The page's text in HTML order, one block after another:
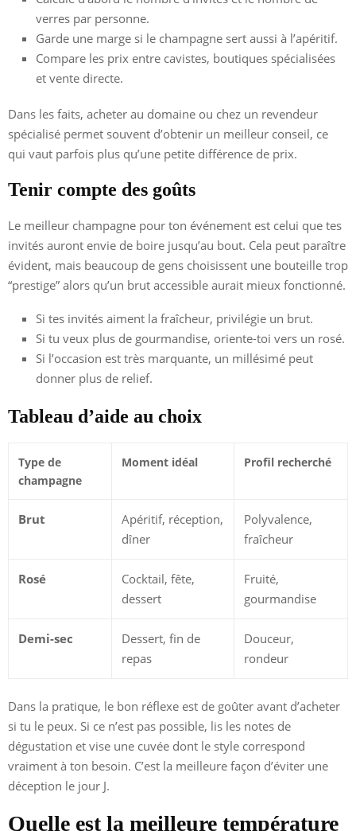
verres par personne.
Garde une marge si le champagne sert aussi à l’apéritif.
Compare les prix entre cavistes, boutiques spécialisées
et vente directe.
Dans les faits, acheter au domaine ou chez un revendeur
spécialisé permet souvent d’obtenir un meilleur conseil, ce
qui vaut parfois plus qu’une petite différence de prix.
Tenir compte des goûts
Le meilleur champagne pour ton événement est celui que tes
invités auront envie de boire jusqu’au bout. Cela peut paraître
évident, mais beaucoup de gens choisissent une bouteille trop
“prestige” alors qu’un brut accessible aurait mieux fonctionné.
Si tes invités aiment la fraîcheur, privilégie un brut.
Si tu veux plus de gourmandise, oriente-toi vers un rosé.
Si l’occasion est très marquante, un millésimé peut
donner plus de relief.
Tableau d’aide au choix
Type de
champagne
Moment idéal Profil recherché
Brut
Apéritif, réception,
dîner
Polyvalence,
fraîcheur
Rosé
Cocktail, fête,
dessert
Fruité,
gourmandise
Demi-sec
Dessert, fin de
repas
Douceur,
rondeur
Dans la pratique, le bon réflexe est de goûter avant d’acheter
si tu le peux. Si ce n’est pas possible, lis les notes de
dégustation et vise une cuvée dont le style correspond
vraiment à ton besoin. C’est la meilleure façon d’éviter une
déception le jour J.
Quelle est la meilleure température